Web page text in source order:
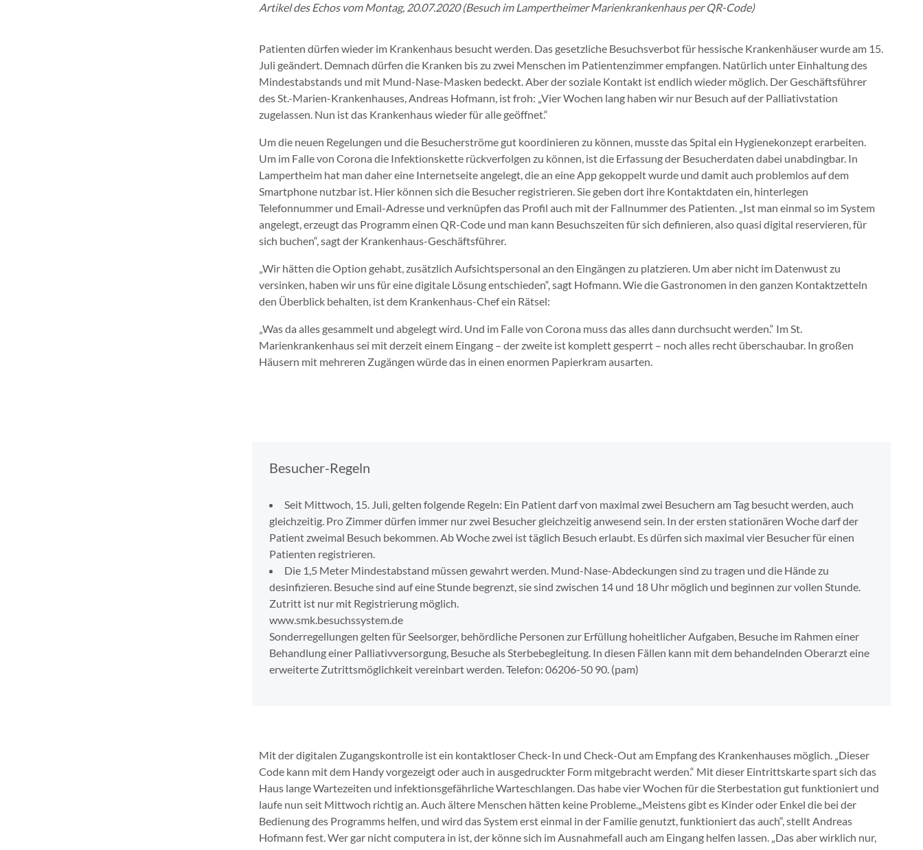
Artikel des Echos vom Montag, 20.07.2020 (Besuch im Lampertheimer Marienkrankenhaus per QR-Code)
Patienten dürfen wieder im Krankenhaus besucht werden. Das gesetzliche Besuchsverbot für hessische Krankenhäuser wurde am 15.
Juli geändert. Demnach dürfen die Kranken bis zu zwei Menschen im Patientenzimmer empfangen. Natürlich unter Einhaltung des
Mindestabstands und mit Mund-Nase-Masken bedeckt. Aber der soziale Kontakt ist endlich wieder möglich. Der Geschäftsführer
des St.-Marien-Krankenhauses, Andreas Hofmann, ist froh: „Vier Wochen lang haben wir nur Besuch auf der Palliativstation
zugelassen. Nun ist das Krankenhaus wieder für alle geöffnet.“
Um die neuen Regelungen und die Besucherströme gut koordinieren zu können, musste das Spital ein Hygienekonzept erarbeiten.
Um im Falle von Corona die Infektionskette rückverfolgen zu können, ist die Erfassung der Besucherdaten dabei unabdingbar. In
Lampertheim hat man daher eine Internetseite angelegt, die an eine App gekoppelt wurde und damit auch problemlos auf dem
Smartphone nutzbar ist. Hier können sich die Besucher registrieren. Sie geben dort ihre Kontaktdaten ein, hinterlegen
Telefonnummer und Email-Adresse und verknüpfen das Profil auch mit der Fallnummer des Patienten. „Ist man einmal so im System
angelegt, erzeugt das Programm einen QR-Code und man kann Besuchszeiten für sich definieren, also quasi digital reservieren, für
sich buchen“, sagt der Krankenhaus-Geschäftsführer.
„Wir hätten die Option gehabt, zusätzlich Aufsichtspersonal an den Eingängen zu platzieren. Um aber nicht im Datenwust zu
versinken, haben wir uns für eine digitale Lösung entschieden“, sagt Hofmann. Wie die Gastronomen in den ganzen Kontaktzetteln
den Überblick behalten, ist dem Krankenhaus-Chef ein Rätsel:
„Was da alles gesammelt und abgelegt wird. Und im Falle von Corona muss das alles dann durchsucht werden.“ Im St.
Marienkrankenhaus sei mit derzeit einem Eingang – der zweite ist komplett gesperrt – noch alles recht überschaubar. In großen
Häusern mit mehreren Zugängen würde das in einen enormen Papierkram ausarten.
Besucher-Regeln
Seit Mittwoch, 15. Juli, gelten folgende Regeln: Ein Patient darf von maximal zwei Besuchern am Tag besucht werden, auch
gleichzeitig. Pro Zimmer dürfen immer nur zwei Besucher gleichzeitig anwesend sein. In der ersten stationären Woche darf der
Patient zweimal Besuch bekommen. Ab Woche zwei ist täglich Besuch erlaubt. Es dürfen sich maximal vier Besucher für einen
Patienten registrieren.
Die 1,5 Meter Mindestabstand müssen gewahrt werden. Mund-Nase-Abdeckungen sind zu tragen und die Hände zu
desinfizieren. Besuche sind auf eine Stunde begrenzt, sie sind zwischen 14 und 18 Uhr möglich und beginnen zur vollen Stunde.
Zutritt ist nur mit Registrierung möglich.
www.smk.besuchssystem.de
Sonderregellungen gelten für Seelsorger, behördliche Personen zur Erfüllung hoheitlicher Aufgaben, Besuche im Rahmen einer
Behandlung einer Palliativversorgung, Besuche als Sterbebegleitung. In diesen Fällen kann mit dem behandelnden Oberarzt eine
erweiterte Zutrittsmöglichkeit vereinbart werden. Telefon: 06206-50 90. (pam)
Mit der digitalen Zugangskontrolle ist ein kontaktloser Check-In und Check-Out am Empfang des Krankenhauses möglich. „Dieser
Code kann mit dem Handy vorgezeigt oder auch in ausgedruckter Form mitgebracht werden.“ Mit dieser Eintrittskarte spart sich das
Haus lange Wartezeiten und infektionsgefährliche Warteschlangen. Das habe vier Wochen für die Sterbestation gut funktioniert und
laufe nun seit Mittwoch richtig an. Auch ältere Menschen hätten keine Probleme.„Meistens gibt es Kinder oder Enkel die bei der
Bedienung des Programms helfen, und wird das System erst einmal in der Familie genutzt, funktioniert das auch“, stellt Andreas
Hofmann fest. Wer gar nicht computera in ist, der könne sich im Ausnahmefall auch am Eingang helfen lassen. „Das aber wirklich nur,